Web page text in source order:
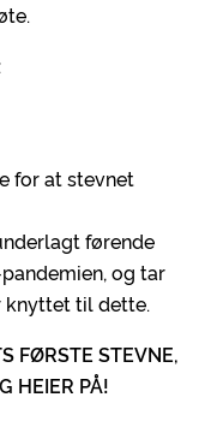
for at stevnet
førende
og tar
knyttet til dette.
FØRSTE STEVNE,
HEIER PÅ!